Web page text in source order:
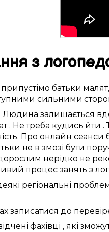
з
батьки малят,
сильними
Людина залишається
. Не треба кудись йти .
Про онлайн сеанси
не в змозі бути
нерідко не
процес занять з
регіональні
записатися до
фахівці , які